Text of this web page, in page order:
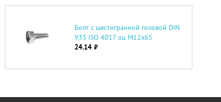
Болт с шестигранной головой DIN
933 ISO 4017 оц М12х65
24.14 руб.